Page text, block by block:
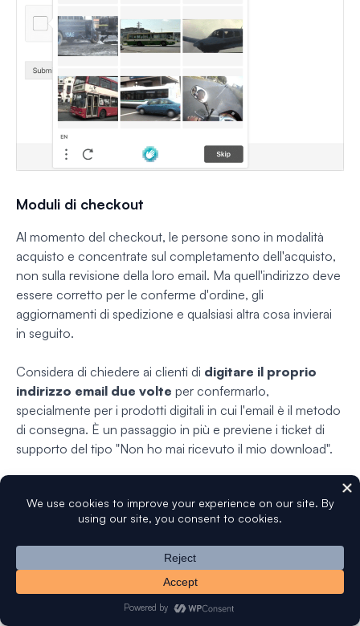
Moduli di checkout
Al momento del checkout, le persone sono in modalità
acquisto e concentrate sul completamento dell'acquisto,
non sulla revisione della loro email. Ma quell'indirizzo deve
essere corretto per le conferme d'ordine, gli
aggiornamenti di spedizione e qualsiasi altra cosa invierai
in seguito.
Considera di chiedere ai clienti di digitare il proprio
indirizzo email due volte per confermarlo,
specialmente per i prodotti digitali in cui l'email è il metodo
di consegna. È un passaggio in più e previene i ticket di
supporto del tipo "Non ho mai ricevuto il mio download".
Il checkout ospite tende a generare più indirizzi usa e